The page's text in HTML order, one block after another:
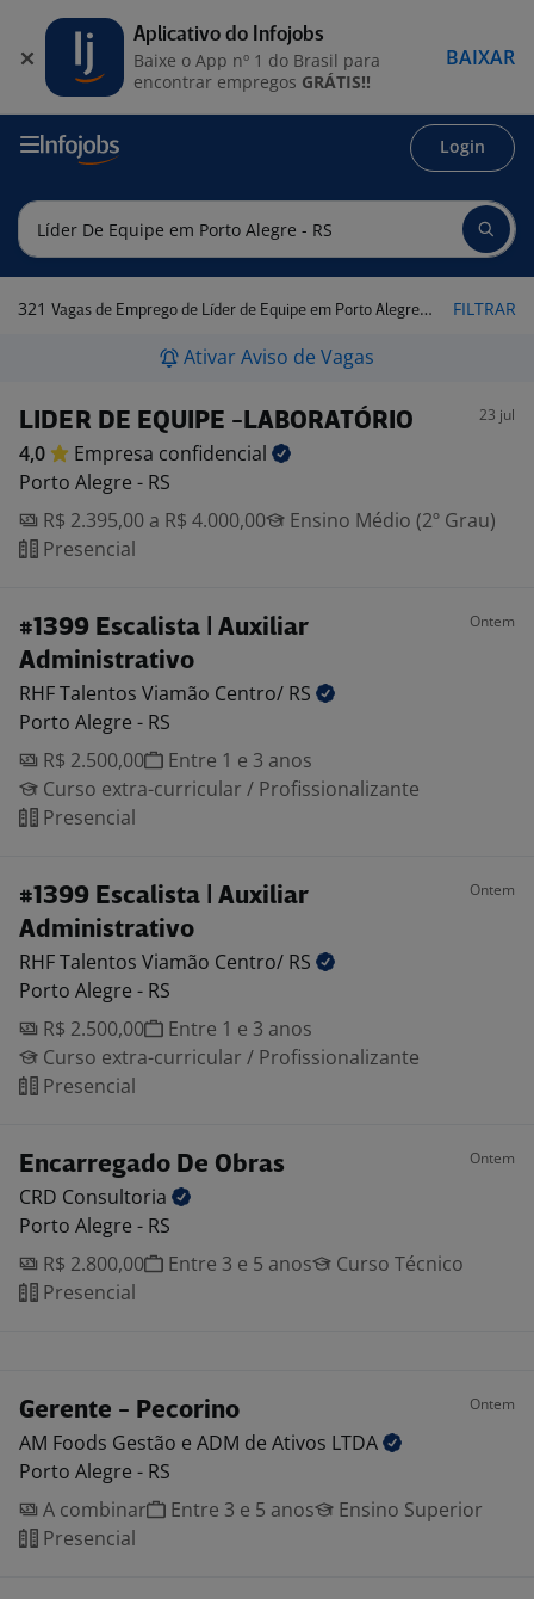
Login
321 Vagas de Emprego de Líder de Equipe em Porto Alegre - RS FILTRAR
Ativar Aviso de Vagas
LIDER DE EQUIPE -LABORATÓRIO 23 jul
4,0 Empresa confidencial
Porto Alegre - RS
R$ 2.395,00 a R$ 4.000,00
Ensino Médio (2º Grau)
Presencial
#1399 Escalista | Auxiliar
Administrativo
Ontem
RHF Talentos Viamão Centro/ RS
Porto Alegre - RS
R$ 2.500,00
Entre 1 e 3 anos
Curso extra-curricular / Profissionalizante
Presencial
#1399 Escalista | Auxiliar
Administrativo
Ontem
RHF Talentos Viamão Centro/ RS
Porto Alegre - RS
R$ 2.500,00
Entre 1 e 3 anos
Curso extra-curricular / Profissionalizante
Presencial
Encarregado De Obras Ontem
CRD Consultoria
Porto Alegre - RS
R$ 2.800,00
Entre 3 e 5 anos
Curso Técnico
Presencial
Gerente - Pecorino Ontem
AM Foods Gestão e ADM de Ativos LTDA
Porto Alegre - RS
A combinar
Entre 3 e 5 anos
Ensino Superior
Presencial
Aplicativo do Infojobs
Baixe o App nº 1 do Brasil para
encontrar empregos GRÁTIS!!
BAIXAR